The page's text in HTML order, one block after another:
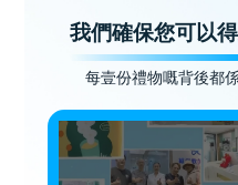
我們確保您可以
每壹份禮物嘅背後都